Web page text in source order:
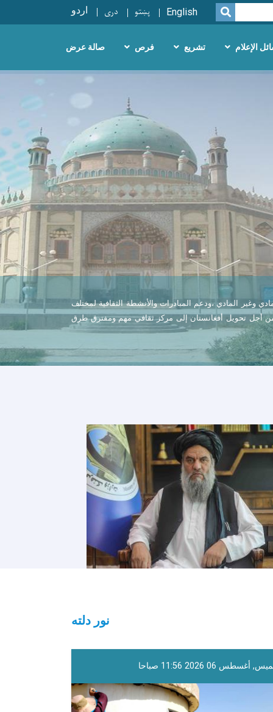
SEARCH
English پښتو دری اردو
الإعلام تشريع فرص صالة عرض
وغير المادي ،ودعم المبادرات والأنشطة الثقافية لمختلف
أجل تحويل أفغانستان إلى مركز ثقافي مهم ومفترق طرق
نور دلته
أغسطس 06 2026 11:56 صباحا